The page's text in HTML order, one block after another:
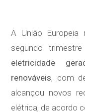
A União
segundo
eletricidade
renováveis, com
alcançou novos
elétrica, de acordo